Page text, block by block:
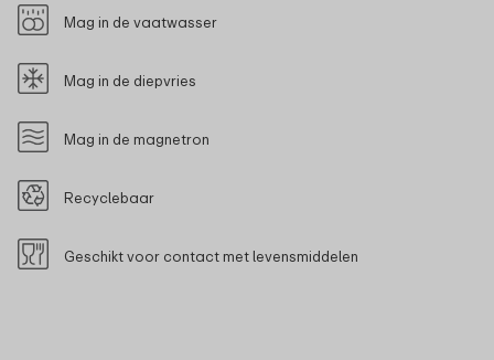
Mag in de vaatwasser
Mag in de diepvries
Mag in de magnetron
Recyclebaar
Geschikt voor contact met levensmiddelen